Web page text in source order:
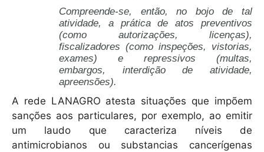
Compreende-se, então, no bojo de tal
atividade, a prática de atos preventivos
(como autorizações, licenças),
fiscalizadores (como inspeções, vistorias,
exames) e repressivos (multas,
embargos, interdição de atividade,
apreensões).
A rede LANAGRO atesta situações que impõem
sanções aos particulares, por exemplo, ao emitir
um laudo que caracteriza níveis de
antimicrobianos ou substancias cancerígenas